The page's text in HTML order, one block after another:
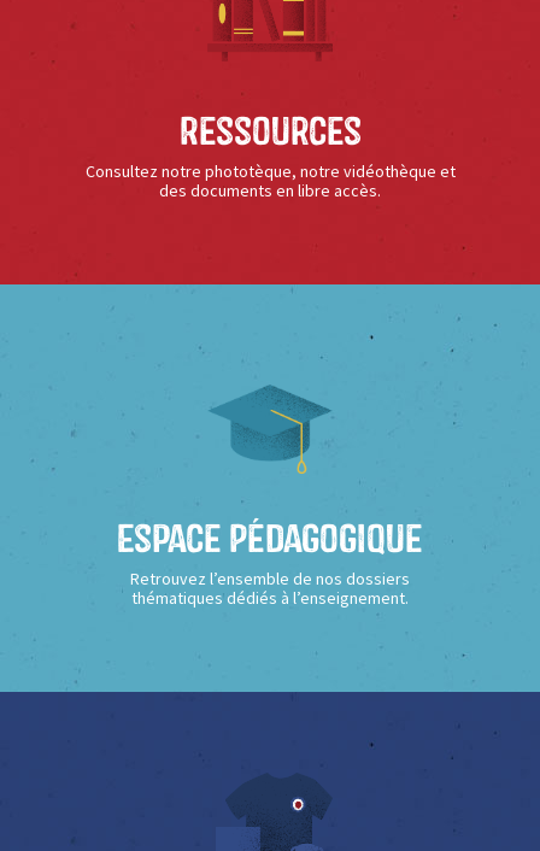
Ressources
Consultez notre phototèque, notre vidéothèque et
des documents en libre accès.
Espace Pédagogique
Retrouvez l’ensemble de nos dossiers
thématiques dédiés à l’enseignement.